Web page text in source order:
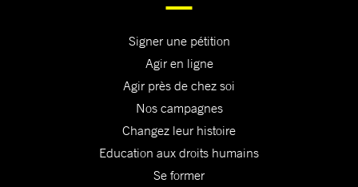
Signer une pétition
Agir en ligne
Agir près de chez soi
Nos campagnes
Changez leur histoire
Education aux droits humains
Se former